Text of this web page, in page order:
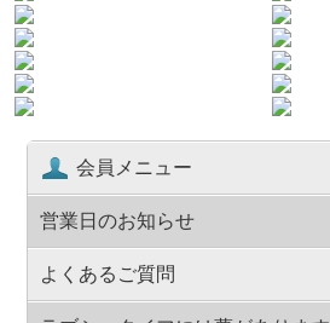
会員メニュー
営業日のお知らせ
よくあるご質問